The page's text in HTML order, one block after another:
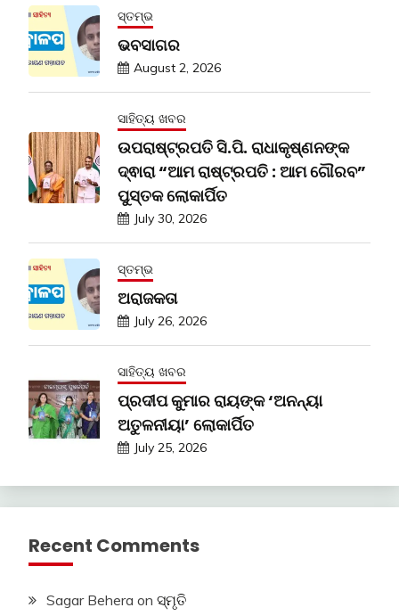
ସ୍ତମ୍ଭ
ଭବସାଗର
August 2, 2026
ସାହିତ୍ୟ ଖବର
ଉପରାଷ୍ଟ୍ରପତି ସି.ପି. ରାଧାକୃଷ୍ଣନଙ୍କ
ଦ୍ଵାରା “ଆମ ରାଷ୍ଟ୍ରପତି : ଆମ ଗୌରବ”
ପୁସ୍ତକ ଲୋକାର୍ପିତ
July 30, 2026
ସ୍ତମ୍ଭ
ଅରାଜକତା
July 26, 2026
ସାହିତ୍ୟ ଖବର
ପ୍ରଦୀପ କୁମାର ରାୟଙ୍କ ‘ଅନନ୍ୟା
ଅତୁଳନୀୟା’ ଲୋକାର୍ପିତ
July 25, 2026
Recent Comments
Sagar Behera on ସ୍ମୃତି